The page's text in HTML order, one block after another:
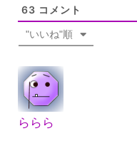
63 コメント
"いいね"順
ららら